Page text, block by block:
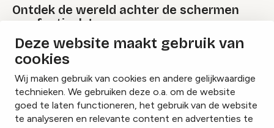
Deze website maakt gebruik van
cookies
Wij maken gebruik van cookies en andere gelijkwaardige
technieken. We gebruiken deze o.a. om de website
goed te laten functioneren, het gebruik van de website
te analyseren en relevante content en advertenties te
Ontdek de wereld achter de schermen
van festivals!
Lees onze Festival Specials
InstagramFacebookLinkedIn